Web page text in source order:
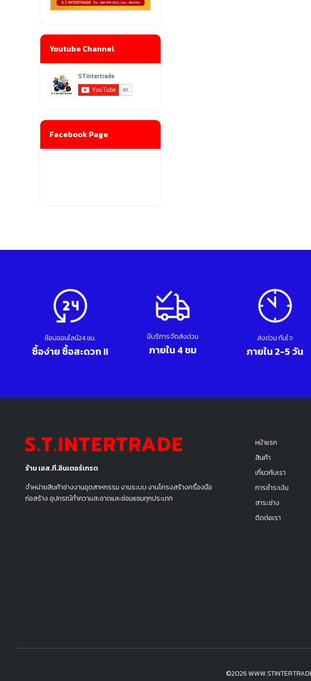
Youtube Channel
Facebook Page
ร้าน เอส.ที.อินเตอร์เทรด
จำหน่ายสินค้าช่างงานอุตสาหกรรม งานระบบ งานโครงสร้างครื่องมือ
ก่อสร้าง อุปกรณ์ทำความสะอาดและซ่อมแซมทุกประเภท
หน้าแรก
สินค้า
เกี่ยวกับเรา
การชำระเงิน
สาระช่าง
ติดต่อเรา
ช้อปออนไลน์24 ชม.
ซื้อง่าย ซื้อสะดวก !!
มีบริการจัดส่งด่วน
ภายใน 4 ชม
ส่งด่วน ทันใจ
ภายใน 2-5 วัน
©2026